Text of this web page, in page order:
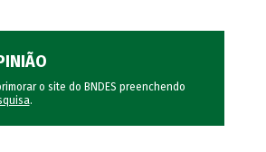
o site do BNDES preenchendo
.